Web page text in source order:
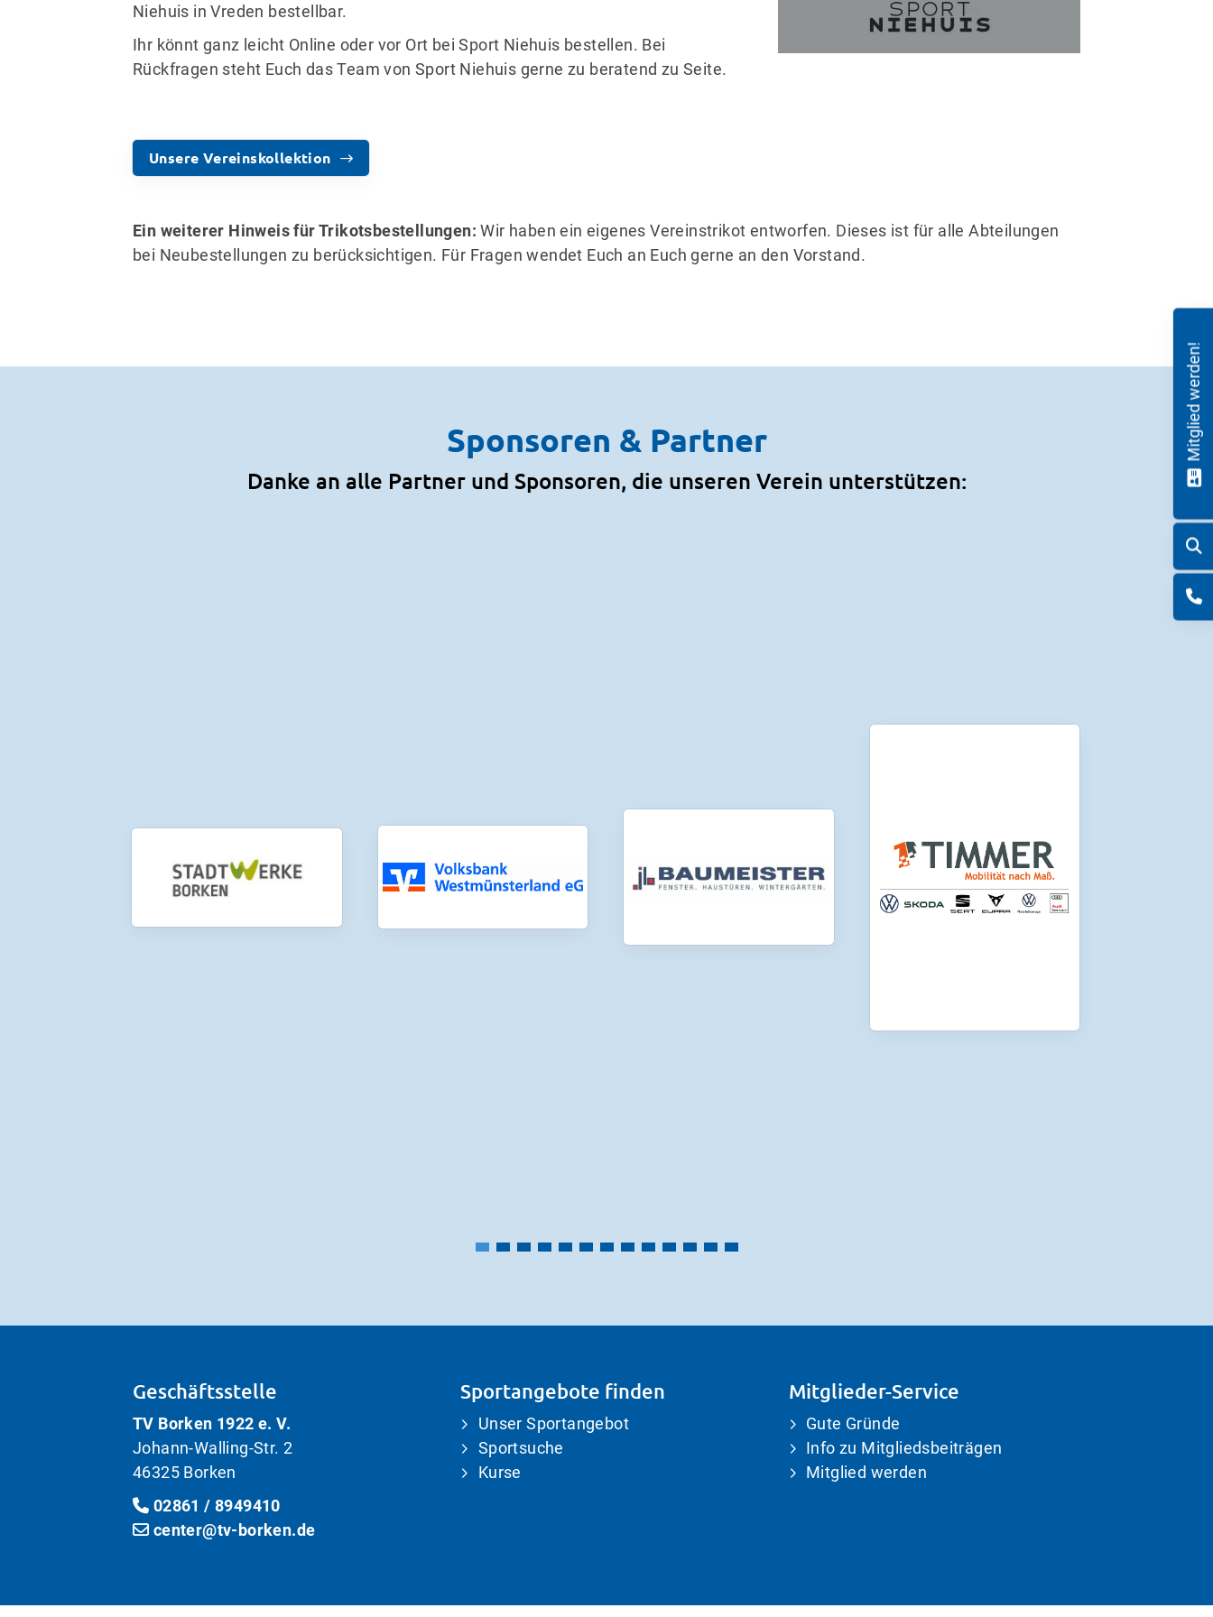
Niehuis in Vreden bestellbar.
Ihr könnt ganz leicht Online oder vor Ort bei Sport Niehuis bestellen. Bei
Rückfragen steht Euch das Team von Sport Niehuis gerne zu beratend zu Seite.
Unsere Vereinskollektion
Ein weiterer Hinweis für Trikotsbestellungen: Wir haben ein eigenes Vereinstrikot entworfen. Dieses ist für alle Abteilungen
bei Neubestellungen zu berücksichtigen. Für Fragen wendet Euch an Euch gerne an den Vorstand.
Sponsoren & Partner
Danke an alle Partner und Sponsoren, die unseren Verein unterstützen:
Geschäftsstelle
TV Borken 1922 e. V.
Johann-Walling-Str. 2
46325 Borken
02861 / 8949410
center@tv-borken.de
Sportangebote finden
Unser Sportangebot
Sportsuche
Kurse
Mitglieder-Service
Gute Gründe
Info zu Mitgliedsbeiträgen
Mitglied werden
Mitglied werden!